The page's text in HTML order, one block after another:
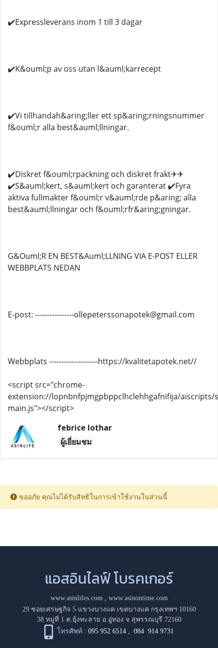
✔️Expressleverans inom 1 till 3 dagar
✔️K&ouml;p av oss utan l&auml;karrecept
✔️Vi tillhandah&aring;ller ett sp&aring;rningsnummer
f&ouml;r alla best&auml;llningar.
✔️Diskret f&ouml;rpackning och diskret frakt✈✈
✔️S&auml;kert, s&auml;kert och garanterat ✔️Fyra
aktiva fullmakter f&ouml;r v&auml;rde p&aring; alla
best&auml;llningar och f&ouml;rfr&aring;gningar.
G&Ouml;R EN BEST&Auml;LLNING VIA E-POST ELLER
WEBBPLATS NEDAN
E-post: ----------------ollepeterssonapotek@gmail.com
Webbplats --------------------https://kvalitetapotek.net//
<script src="chrome-
extension://lopnbnfpjmgpbppclhclehhgafnifija/aiscripts/
main.js"></script>
febrice lothar
ผู้เยี่ยมชม
ขออภัย คุณไม่ได้รับสิทธิในการเข้าใช้งานในส่วนนี้
แอสอินไลฟ์ โบรคเกอร์
www.asinlifes.com, www.asinontime.com
29 ซอยเศรษฐกิจ 5 แขวงบางแค เขตบางแค กรุงเทพฯ 10160
38 หมู่ที่ 1 ต.ยุ้งทะลาย อ.อู่ทอง จ.สุพรรณบุรี 72160
โทรศัพท์ : 095 952 6514 ,084 914 9731